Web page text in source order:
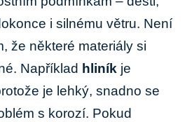
i silnému větru. Není
že některé materiály si
Například hliník je
je lehký, snadno se
s korozí. ‌Pokud